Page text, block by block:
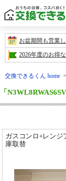
お盆期間も営業
2026年度のお得
交換できるくん home >
「
ガスコンロ+レンジ
庫取替